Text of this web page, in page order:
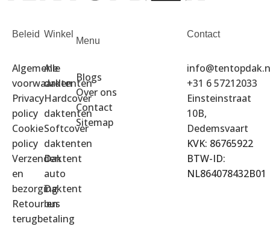
Beleid
Algemene
voorwaarden
Privacy
policy
Cookie
policy
Verzenden
en
bezorging
Retour en
terugbetaling
Winkel
Alle
daktenten
Hardcover
daktenten
Softcover
daktenten
Daktent
auto
Daktent
bus
Menu
Blogs
Over ons
Contact
Sitemap
Contact
+31 6 57212033
Einsteinstraat
10B,
Dedemsvaart
KVK: 86765922
BTW-ID:
NL864078432B01